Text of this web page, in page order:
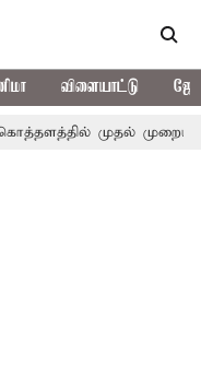
விளையாட்டு
முதல் முறையாக